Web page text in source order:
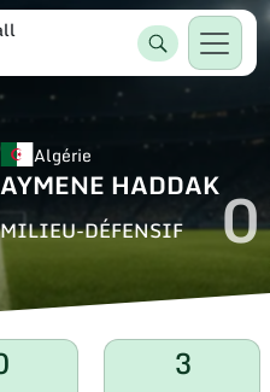
Algérie
AYMENE HADDAK
MILIEU-DÉFENSIF 0
3